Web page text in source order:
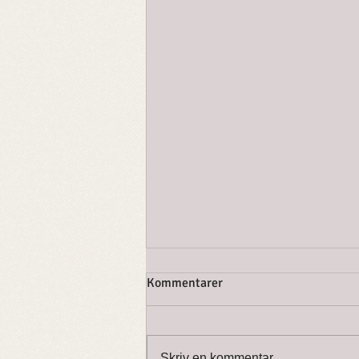
Herr Byrting og alvekvinna, 4.
versjon
Kommentarer